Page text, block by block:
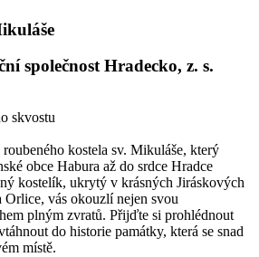
společnost Hradecko, z. s.
skvostu
kostela sv. Mikuláše, který
obce Habura až do srdce Hradce
kostelík, ukrytý v krásných Jiráskových
Orlice, vás okouzlí nejen svou
plným zvratů. Přijďte si prohlédnout
do historie památky, která se snad
místě.